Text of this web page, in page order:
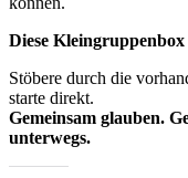
Diese
Stöbere durch die
starte direkt.
Gemeinsam glauben.
unterwegs.